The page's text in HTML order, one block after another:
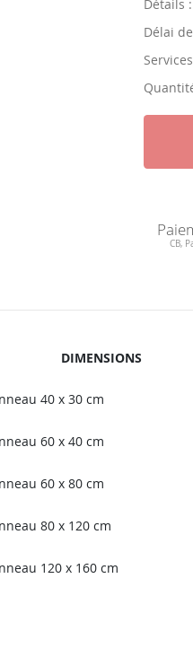
Détails :
Délai
CB,
DIMENSIONS
40 x 30 cm
60 x 40 cm
60 x 80 cm
80 x 120 cm
120 x 160 cm